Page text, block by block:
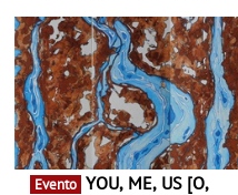
Antiga primeira-ministra da
Finlândia é a convidada da
primeira edição do novo
ciclo de debates dedicado
aos grandes temas do
nosso tempo
Evento